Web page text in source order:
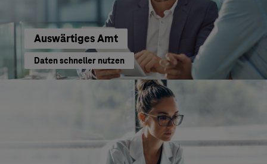
Auswärtiges Amt
Daten schneller nutzen